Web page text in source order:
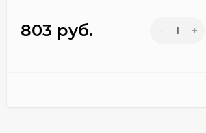
803 руб. - +